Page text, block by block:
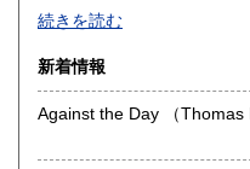
沖縄県
続きを読む
新着情報
Against the Day